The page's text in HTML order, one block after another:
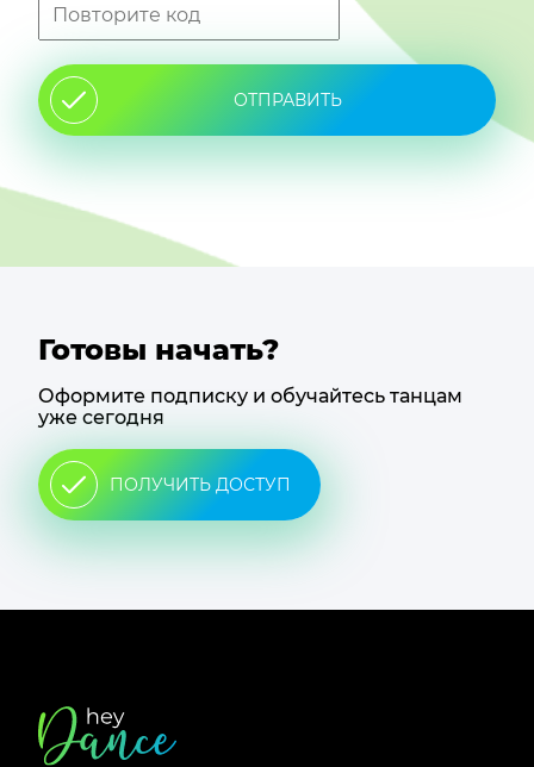
ОТПРАВИТЬ
Готовы начать?
Оформите подписку и обучайтесь танцам
уже сегодня
ПОЛУЧИТЬ ДОСТУП
Футер